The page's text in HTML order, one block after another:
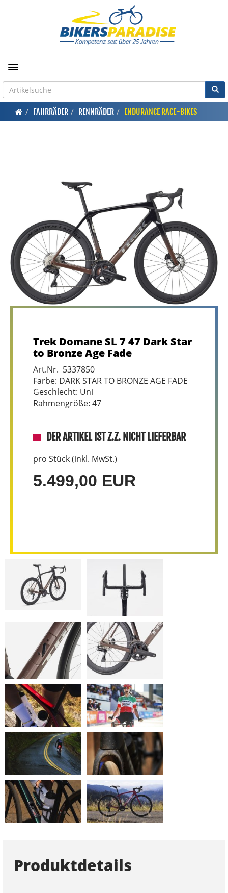
Toggle navigation
FAHRRÄDER RENNRÄDER ENDURANCE RACE-BIKES
Trek Domane SL 7 47 Dark Star
to Bronze Age Fade
Art.Nr. 5337850
Farbe: DARK STAR TO BRONZE AGE FADE
Geschlecht: Uni
Rahmengröße: 47
DER ARTIKEL IST Z.Z. NICHT LIEFERBAR
pro Stück (inkl. MwSt.)
5.499,00 EUR
Produktdetails